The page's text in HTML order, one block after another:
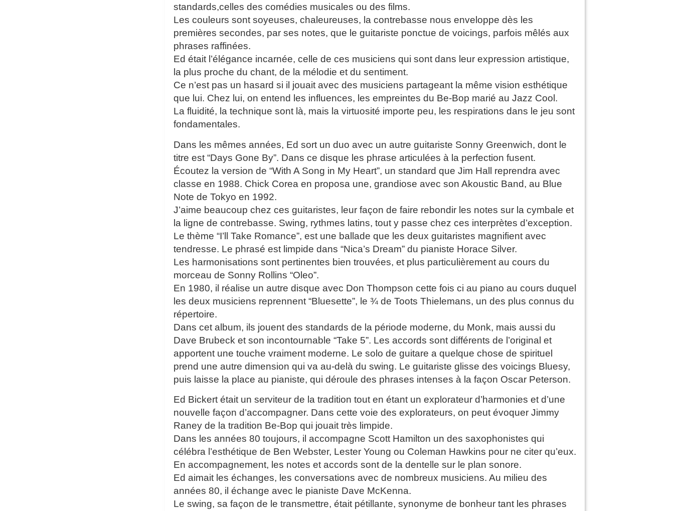
standards,celles des comédies musicales ou des films.
Les couleurs sont soyeuses, chaleureuses, la contrebasse nous enveloppe dès les
premières secondes, par ses notes, que le guitariste ponctue de voicings, parfois mêlés aux
phrases raffinées.
Ed était l’élégance incarnée, celle de ces musiciens qui sont dans leur expression artistique,
la plus proche du chant, de la mélodie et du sentiment.
Ce n’est pas un hasard si il jouait avec des musiciens partageant la même vision esthétique
que lui. Chez lui, on entend les influences, les empreintes du Be-Bop marié au Jazz Cool.
La fluidité, la technique sont là, mais la virtuosité importe peu, les respirations dans le jeu sont
fondamentales.
Dans les mêmes années, Ed sort un duo avec un autre guitariste Sonny Greenwich, dont le
titre est “Days Gone By”. Dans ce disque les phrase articulées à la perfection fusent.
Écoutez la version de “With A Song in My Heart”, un standard que Jim Hall reprendra avec
classe en 1988. Chick Corea en proposa une, grandiose avec son Akoustic Band, au Blue
Note de Tokyo en 1992.
J’aime beaucoup chez ces guitaristes, leur façon de faire rebondir les notes sur la cymbale et
la ligne de contrebasse. Swing, rythmes latins, tout y passe chez ces interprètes d’exception.
Le thème “I’ll Take Romance”, est une ballade que les deux guitaristes magnifient avec
tendresse. Le phrasé est limpide dans “Nica’s Dream” du pianiste Horace Silver.
Les harmonisations sont pertinentes bien trouvées, et plus particulièrement au cours du
morceau de Sonny Rollins “Oleo”.
En 1980, il réalise un autre disque avec Don Thompson cette fois ci au piano au cours duquel
les deux musiciens reprennent “Bluesette”, le ¾ de Toots Thielemans, un des plus connus du
répertoire.
Dans cet album, ils jouent des standards de la période moderne, du Monk, mais aussi du
Dave Brubeck et son incontournable “Take 5”. Les accords sont différents de l’original et
apportent une touche vraiment moderne. Le solo de guitare a quelque chose de spirituel
prend une autre dimension qui va au-delà du swing. Le guitariste glisse des voicings Bluesy,
puis laisse la place au pianiste, qui déroule des phrases intenses à la façon Oscar Peterson.
Ed Bickert était un serviteur de la tradition tout en étant un explorateur d’harmonies et d’une
nouvelle façon d’accompagner. Dans cette voie des explorateurs, on peut évoquer Jimmy
Raney de la tradition Be-Bop qui jouait très limpide.
Dans les années 80 toujours, il accompagne Scott Hamilton un des saxophonistes qui
célébra l’esthétique de Ben Webster, Lester Young ou Coleman Hawkins pour ne citer qu’eux.
En accompagnement, les notes et accords sont de la dentelle sur le plan sonore.
Ed aimait les échanges, les conversations avec de nombreux musiciens. Au milieu des
années 80, il échange avec le pianiste Dave McKenna.
Le swing, sa façon de le transmettre, était pétillante, synonyme de bonheur tant les phrases